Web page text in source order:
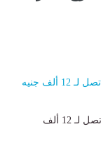
فرص عمل بقطاع الملابس فى برج العرب برواتب تصل لـ 12 ألف